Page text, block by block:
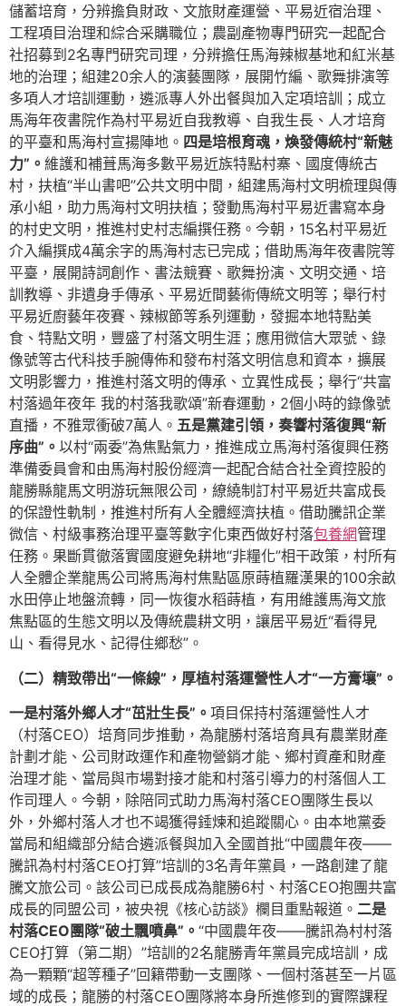
儲蓄培育，分辨擔負財政、文旅財產運營、平易近宿治理、
工程項目治理和綜合采購職位；農副產物專門研究一起配合
社招募到2名專門研究司理，分辨擔任馬海辣椒基地和紅米基
地的治理；組建20余人的演藝團隊，展開竹編、歌舞排演等
多項人才培訓運動，遴派專人外出餐與加入定項培訓；成立
馬海年夜書院作為村平易近自我教導、自我生長、人才培育
的平臺和馬海村宣揚陣地。 四是培根育魂，煥發傳統村“新魅
力”。 維護和補葺馬海多數平易近族特點村寨、國度傳統古
村，扶植“半山書吧”公共文明中間，組建馬海村文明梳理與傳
承小組，助力馬海村文明扶植；發動馬海村平易近書寫本身
的村史文明，推進村史村志編撰任務。今朝，15名村平易近
介入編撰成4萬余字的馬海村志已完成；借助馬海年夜書院等
平臺，展開詩詞創作、書法競賽、歌舞扮演、文明交通、培
訓教導、非遺身手傳承、平易近間藝術傳統文明等；舉行村
平易近廚藝年夜賽、辣椒節等系列運動，發掘本地特點美
食、特點文明，豐盛了村落文明生涯；應用微信大眾號、錄
像號等古代科技手腕傳佈和發布村落文明信息和資本，擴展
文明影響力，推進村落文明的傳承、立異性成長；舉行“共富
村落過年夜年 我的村落我歌頌”新春運動，2個小時的錄像號
直播，不雅眾衝破7萬人。 五是黨建引領，奏響村落復興“新
序曲”。 以村“兩委”為焦點氣力，推進成立馬海村落復興任務
準備委員會和由馬海村股份經濟一起配合結合社全資控股的
龍勝縣龍馬文明游玩無限公司，繚繞制訂村平易近共富成長
的保證性軌制，推進村所有人全體經濟扶植。借助騰訊企業
微信、村級事務治理平臺等數字化東西做好村落包養網管理
任務。果斷貫徹落實國度避免耕地“非糧化”相干政策，村所有
人全體企業龍馬公司將馬海村焦點區原蒔植羅漢果的100余畝
水田停止地盤流轉，同一恢復水稻蒔植，有用維護馬海文旅
焦點區的生態文明以及傳統農耕文明，讓居平易近“看得見
山、看得見水、記得住鄉愁”。
（二）精致帶出“一條線”，厚植村落運營性人才“一方膏壤”。
一是村落外鄉人才“茁壯生長”。 項目保持村落運營性人才
（村落CEO）培育同步推動，為龍勝村落培育具有農業財產
計劃才能、公司財政運作和產物營銷才能、鄉村資產和財產
治理才能、當局與市場對接才能和村落引導力的村落個人工
作司理人。今朝，除陪同式助力馬海村落CEO團隊生長以
外，外鄉村落人才也不竭獲得錘煉和追蹤關心。由本地黨委
當局和組織部分結合遴派餐與加入全國首批“中國農年夜——
騰訊為村村落CEO打算”培訓的3名青年黨員，一路創建了龍
騰文旅公司。該公司已成長成為龍勝6村、村落CEO抱團共富
成長的同盟公司，被央視《核心訪談》欄目重點報道。 二是
村落CEO團隊“破土飄噴鼻”。 “中國農年夜——騰訊為村村落
CEO打算（第二期）”培訓的2名龍勝青年黨員完成培訓，成
為一顆顆“超等種子”回籍帶動一支團隊、一個村落甚至一片區
域的成長；龍勝的村落CEO團隊將本身所進修到的實際課程